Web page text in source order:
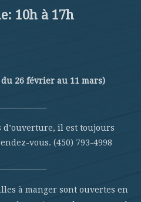
10h à 17h
26 février au 11 mars)
d’ouverture, il est toujours
vous. (450) 793-4998
à manger sont ouvertes en